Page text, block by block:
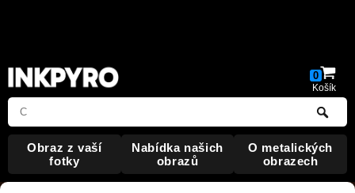
Obraz z vaší
fotky
Nabídkanašich
obrazů
O metalických
obrazech
0
Košík